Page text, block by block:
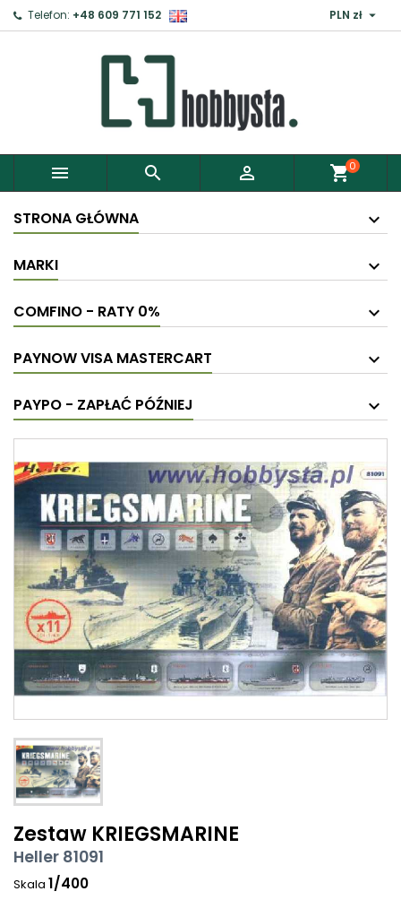
Telefon: +48 609 771 152 PLN zł 
   shopping_cart0
STRONA GŁÓWNA
MARKI
COMFINO - RATY 0%
PAYNOW VISA MASTERCART
PAYPO - ZAPŁAĆ PÓŹNIEJ
Zestaw KRIEGSMARINE
Heller 81091
Skala 1/400